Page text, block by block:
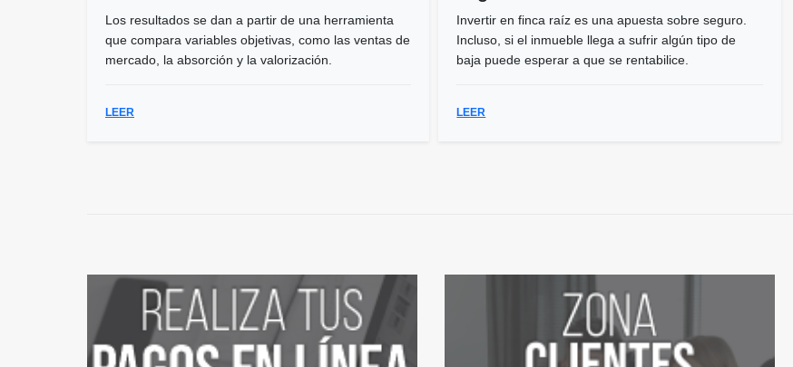
Los resultados se dan a partir de una herramienta
que compara variables objetivas, como las ventas de
mercado, la absorción y la valorización.
LEER
Invertir en finca raíz es una apuesta sobre seguro.
Incluso, si el inmueble llega a sufrir algún tipo de
baja puede esperar a que se rentabilice.
LEER